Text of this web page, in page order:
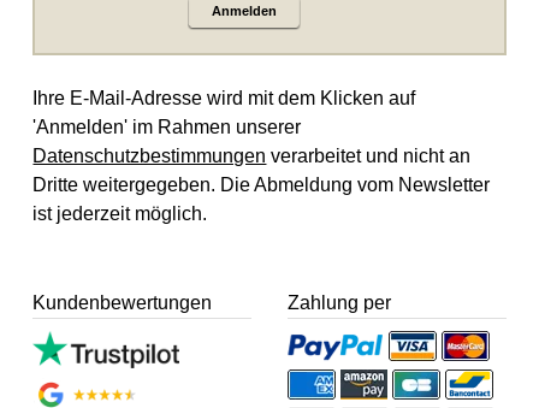
Anmelden
Ihre E-Mail-Adresse wird mit dem Klicken auf
'Anmelden' im Rahmen unserer
Datenschutzbestimmungen verarbeitet und nicht an
Dritte weitergegeben. Die Abmeldung vom Newsletter
ist jederzeit möglich.
Kundenbewertungen Zahlung per